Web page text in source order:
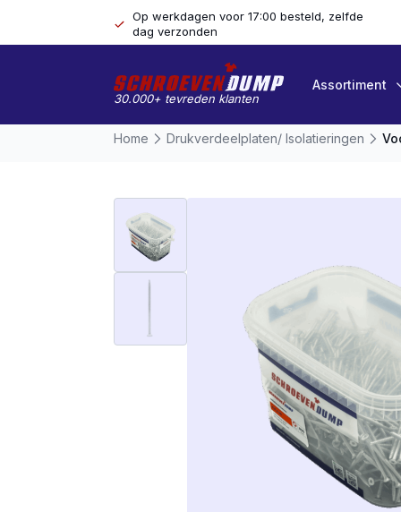
Op werkdagen voor 17:00 besteld, zelfde
dag verzonden
30.000+ tevreden klanten
Assortiment
Home Drukverdeelplaten/ Isolatieringen